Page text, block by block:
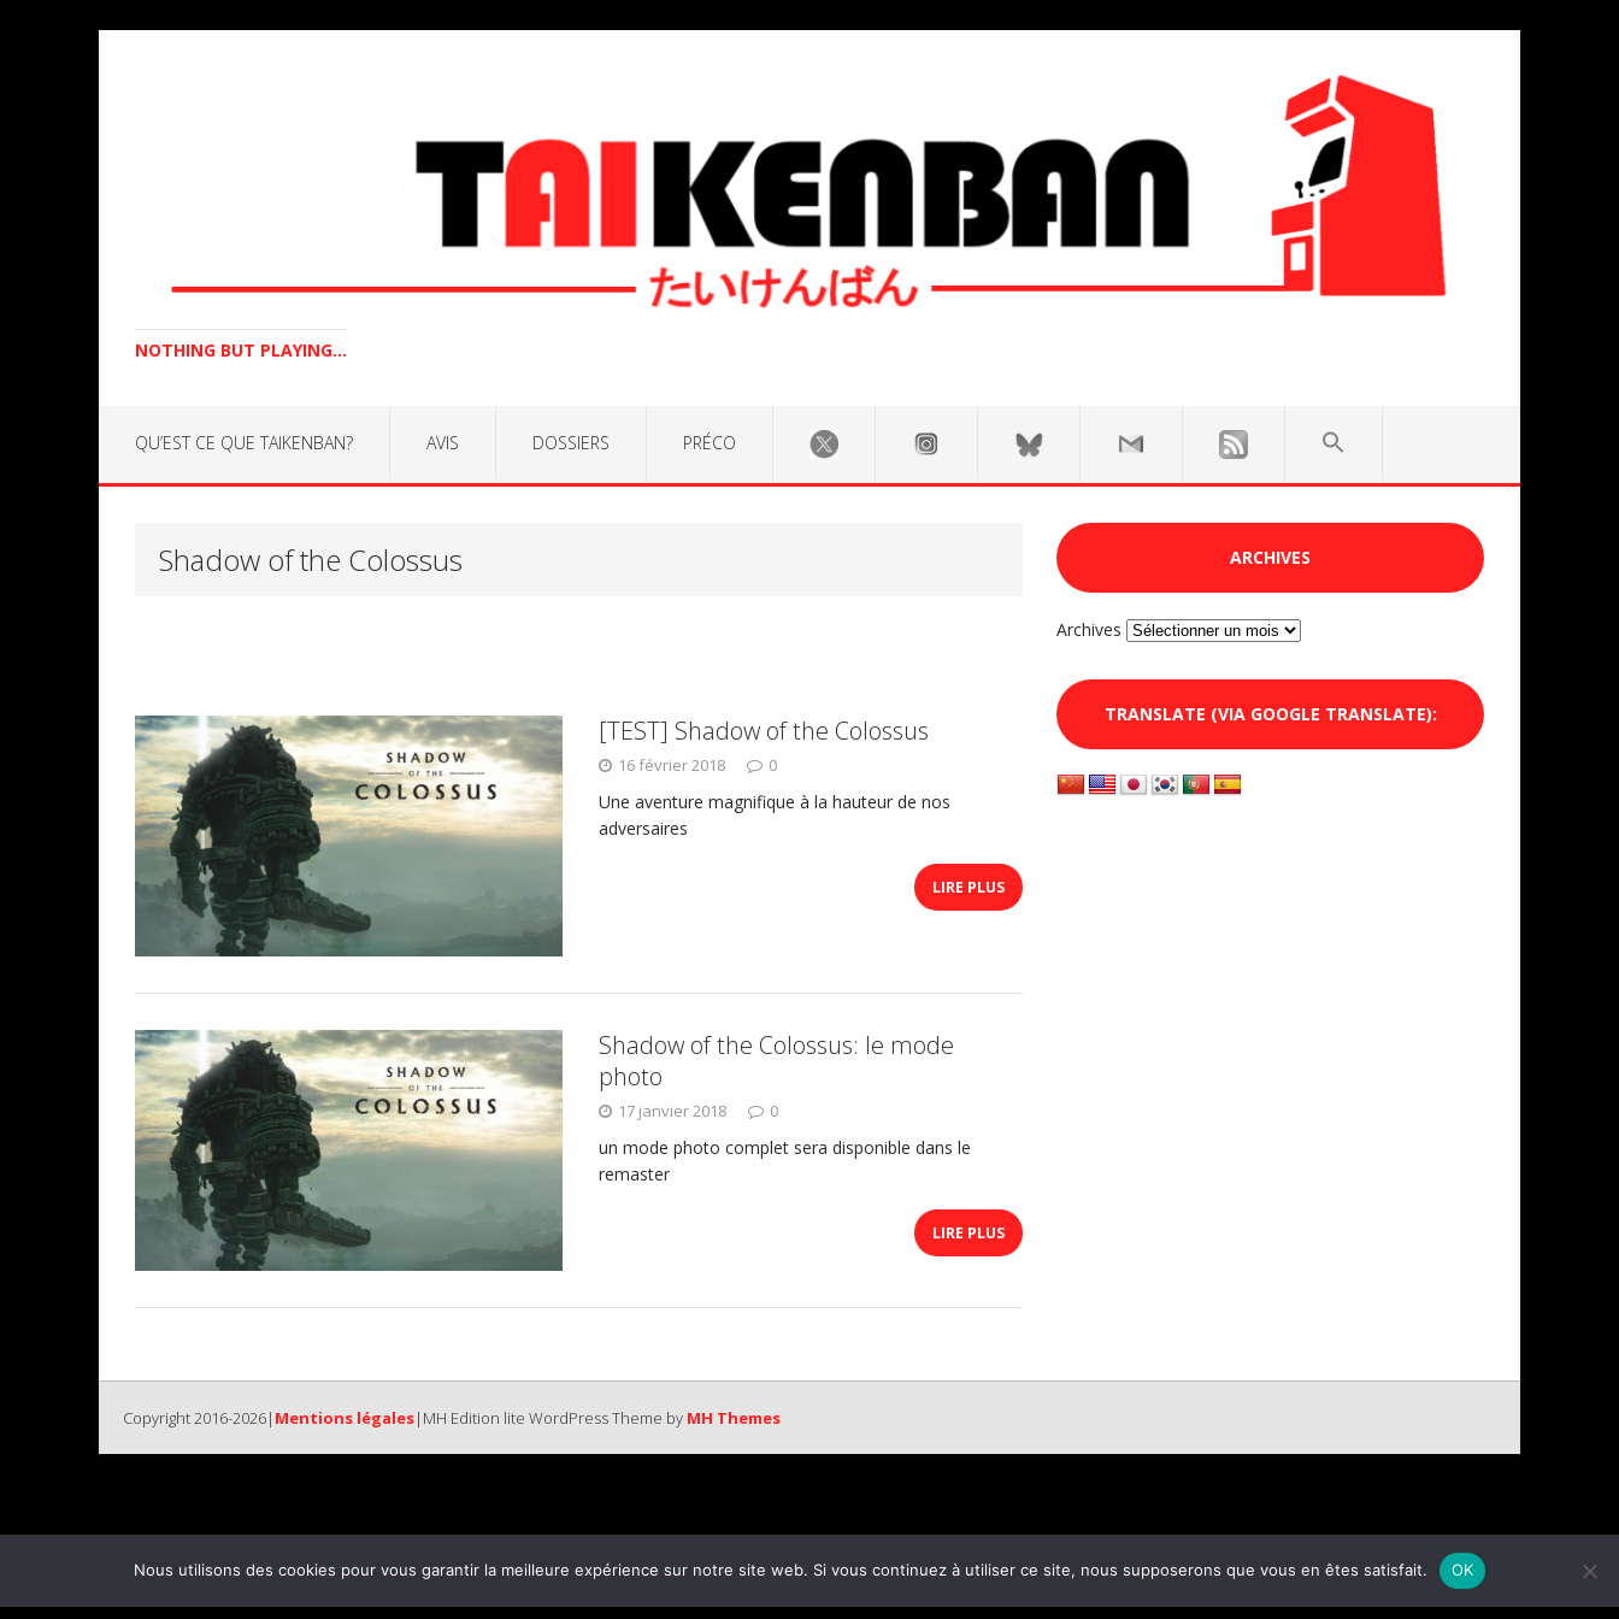
NOTHING BUT PLAYING...
QU’EST CE QUE TAIKENBAN? AVIS DOSSIERS PRÉCO
Shadow of the Colossus
[TEST] Shadow of the Colossus
16 février 2018 0
Une aventure magnifique à la hauteur de nos
adversaires
LIRE PLUS
Shadow of the Colossus: le mode
photo
17 janvier 2018 0
un mode photo complet sera disponible dans le
remaster
LIRE PLUS
ARCHIVES
Archives
TRANSLATE (VIA GOOGLE TRANSLATE):
Copyright 2016-2026| Mentions légales|MH Edition lite WordPress Theme by MH Themes
Nous utilisons des cookies pour vous garantir la meilleure expérience sur notre site web. Si vous continuez à utiliser ce site, nous supposerons que vous en êtes satisfait. OK